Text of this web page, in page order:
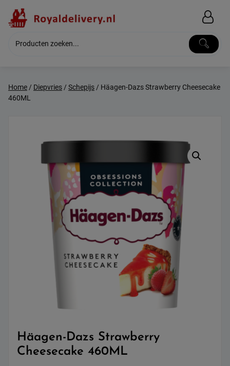
content
Home/ Diepvries/ Schepijs/ Häagen-Dazs Strawberry Cheesecake
460ML
Häagen-Dazs Strawberry
Cheesecake 460ML